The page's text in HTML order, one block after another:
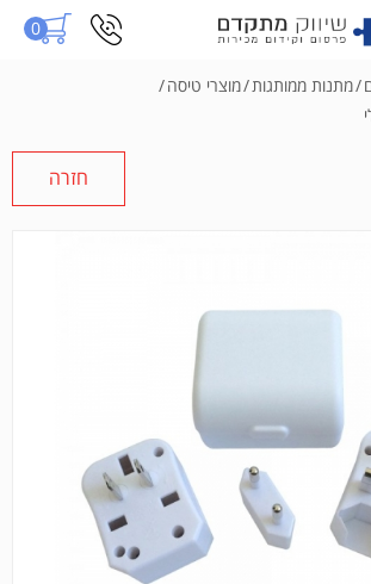
0
/מתנות ממותגות/מוצרי טיסה/
חזרה